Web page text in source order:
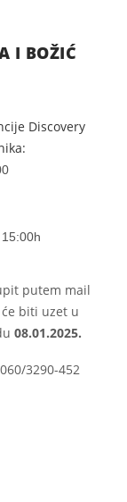
I BOŽIĆ
Discovery
putem mail
biti uzet u
08.01.2025.
3290-452